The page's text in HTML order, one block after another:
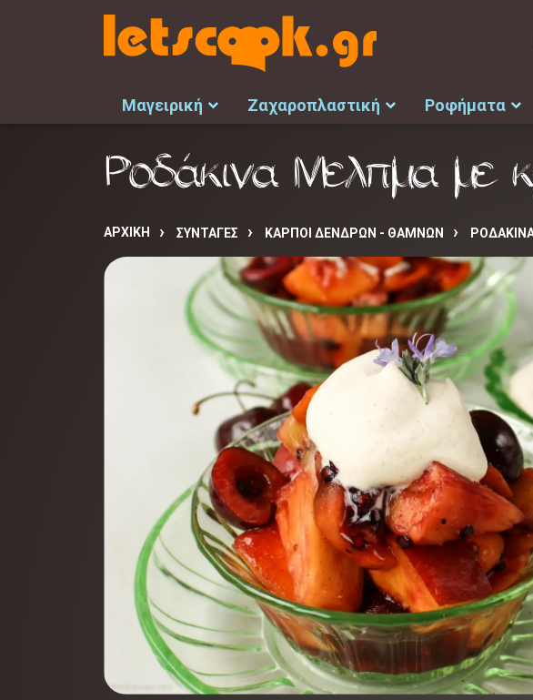
Μαγειρική Ζαχαροπλαστική Ροφήματα
Ροδάκινα Μελπμα με
ΑΡΧΙΚΉ ΣΥΝΤΑΓΈΣ ΚΑΡΠΟΙ ΔΕΝΔΡΩΝ - ΘΑΜΝΩΝ